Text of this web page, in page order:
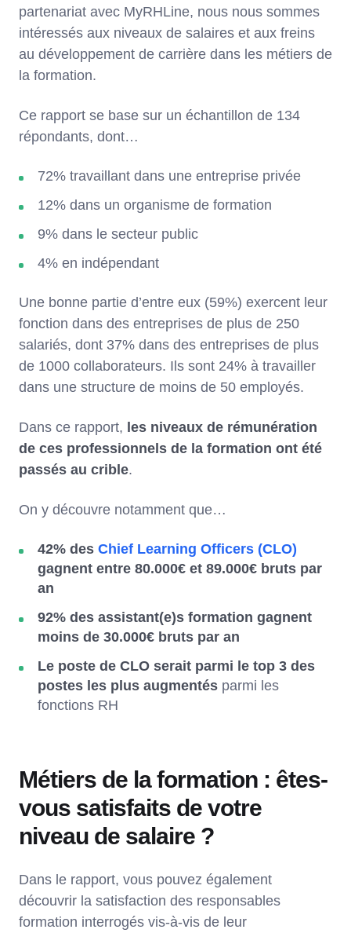
partenariat avec MyRHLine, nous nous sommes
intéressés aux niveaux de salaires et aux freins
au développement de carrière dans les métiers de
la formation.
Ce rapport se base sur un échantillon de 134
répondants, dont…
72% travaillant dans une entreprise privée
12% dans un organisme de formation
9% dans le secteur public
4% en indépendant
Une bonne partie d’entre eux (59%) exercent leur
fonction dans des entreprises de plus de 250
salariés, dont 37% dans des entreprises de plus
de 1000 collaborateurs. Ils sont 24% à travailler
dans une structure de moins de 50 employés.
Dans ce rapport, les niveaux de rémunération
de ces professionnels de la formation ont été
passés au crible.
On y découvre notamment que…
42% des Chief Learning Officers (CLO)
gagnent entre 80.000€ et 89.000€ bruts par
an
92% des assistant(e)s formation gagnent
moins de 30.000€ bruts par an
Le poste de CLO serait parmi le top 3 des
postes les plus augmentés parmi les
fonctions RH
Métiers de la formation : êtes-
vous satisfaits de votre
niveau de salaire ?
Dans le rapport, vous pouvez également
découvrir la satisfaction des responsables
formation interrogés vis-à-vis de leur